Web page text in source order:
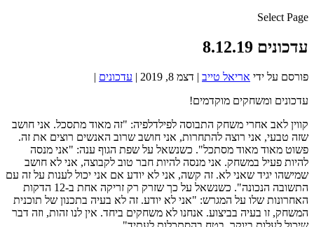
Select Page
עדכונים 8.12.19
פורסם על ידי אריאל טייב | דצמ 8, 2019 | עדכונים |
עדכונים ומשחקים מוקדמים!
קווין לאב אחרי משחק התבוסה לפילדלפיה: "זה מאוד מתסכל. אני חושב
שזה טבעי, אני רוצה להתחרות, אני חושב שרוב האנשים רוצים את זה.
פשוט מאוד מאוד מסתכל". כשנשאל על שפת הגוף ענה: "אני מנסה
להיות פעיל במשחק. אני מנסה להיות חבר טוב לקבוצה, אני לא חושב
שמישהו יגיד שאני לא. זה קשה, אני לא יודע אם אני יכול לענות על זה עם
התשובה הנכונה". כשנשאל על כך שזרק רק זריקה אחת ב-12 הדקות
האחרונות שלו על המגרש: "אני לא יודע. זה לא בעיה בתכנון של תוכנית
המשחק, זו בעיה בביצוע. אנחנו לא משחקים ביחד. אין לנו זהות, וזה דבר